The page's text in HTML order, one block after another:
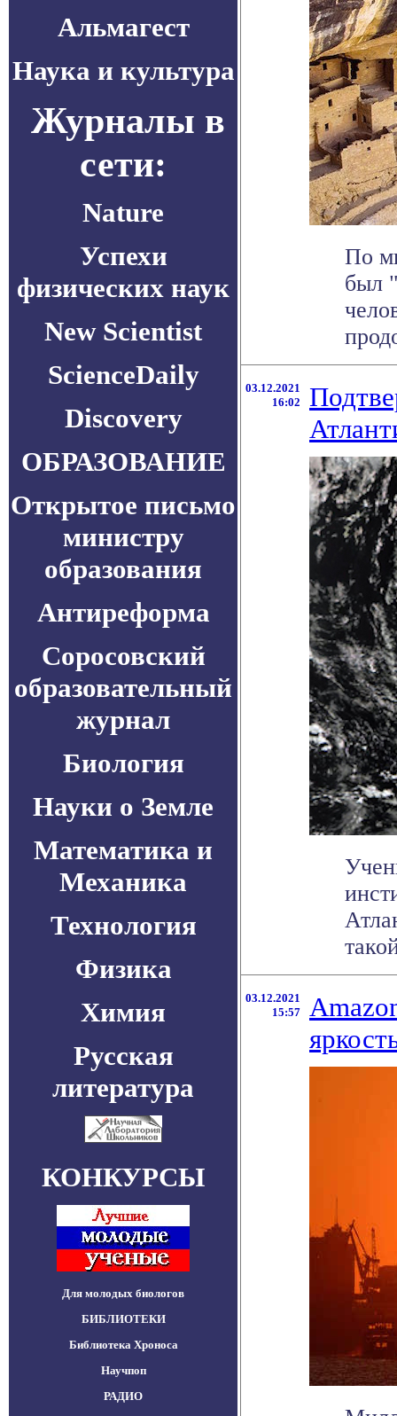
Альмагест
Наука и культура
Журналы в
сети:
Nature
Успехи
физических наук
New Scientist
ScienceDaily
Discovery
ОБРАЗОВАНИЕ
Открытое письмо
министру
образования
Антиреформа
Соросовский
образовательный
журнал
Биология
Науки о Земле
Математика и
Механика
Технология
Физика
Химия
Русская
литература
КОНКУРСЫ
Для молодых биологов
БИБЛИОТЕКИ
Библиотека Хроноса
Научпоп
РАДИО
По
был
03.12.2021
16:02
03.12.2021
15:57